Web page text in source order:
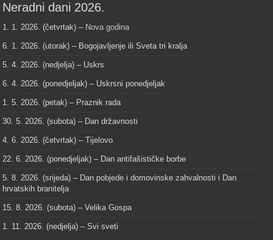
Neradni dani 2026.
1. 1. 2026. (četvrtak) – Nova godina
6. 1. 2026. (utorak) – Bogojavljenje ili Sveta tri kralja
5. 4. 2026. (nedjelja) – Uskrs
6. 4. 2026. (ponedjeljak) – Uskrsni ponedjeljak
1. 5. 2026. (petak) – Praznik rada
30. 5. 2026. (subota) – Dan državnosti
4. 6. 2026. (četvrtak) – Tijelovo
22. 6. 2026. (ponedjeljak) – Dan antifašističke borbe
5. 8. 2026. (srijeda) – Dan pobjede i domovinske zahvalnosti i Dan
hrvatskih branitelja
15. 8. 2026. (subota) – Velika Gospa
1. 11. 2026. (nedjelja) – Svi sveti